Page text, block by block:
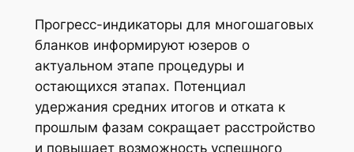
Прогресс-индикаторы для многошаговых
бланков информируют юзеров о
актуальном этапе процедуры и
остающихся этапах. Потенциал
удержания средних итогов и отката к
прошлым фазам сокращает расстройство
и повышает возможность успешного